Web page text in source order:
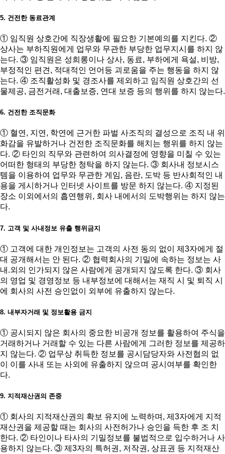
5. 건전한 동료관계
① 임직원 상호간에 직장생활에 필요한 기본예의를 지킨다. ②
상사는 부하직원에게 업무와 무관한 부당한 업무지시를 하지 않
는다. ③ 임직원은 성희롱이나 상사, 동료, 부하에게 욕설, 비방,
부정적인 편견, 적대적인 언어등 괴로움을 주는 행동을 하지 않
는다. ④ 조직활성화 및 경조사를 제외하고 임직원 상호간의 선
물제공, 금전거래, 대출보증, 연대 보증 등의 행위를 하지 않는다.
6. 건전한 조직문화
① 혈연, 지연, 학연에 근거한 파벌 사조직의 결성으로 조직 내 위
화감을 유발하거나 건전한 조직문화를 해치는 행위를 하지 않는
다. ② 타인의 직무와 관련하여 의사결정에 영향을 미칠 수 있는
어떠한 형태의 부당한 청탁을 하지 않는다. ③ 회사내 정보시스
템을 이용하여 업무와 무관한 게임, 음란, 도박 등 반사회적인 내
용을 게시하거나 인터넷 사이트를 방문 하지 않는다. ④ 지정된
장소 이외에서의 흡연행위, 회사 내에서의 도박행위는 하지 않는
다.
7. 고객 및 사내정보 유출 행위금지
① 고객에 대한 개인정보는 고객의 사전 동의 없이 제3자에게 절
대 공개해서는 안 된다. ② 협력회사의 기밀에 속하는 정보는 사
내.외의 인가되지 않은 사람에게 공개되지 않도록 한다. ③ 회사
의 영업 및 경영정보 등 내부정보에 대해서는 재직 시 및 퇴직 시
에 회사의 사전 승인없이 외부에 유출하지 않는다.
8. 내부자거래 및 정보활용 금지
① 공시되지 않은 회사의 중요한 비공개 정보를 활용하여 주식을
거래하거나 거래할 수 있는 다른 사람에게 그러한 정보를 제공하
지 않는다. ② 업무상 취득한 정보를 공시담당자와 사전협의 없
이 이를 사내 또는 사외에 유출하지 않으며 공시여부를 확인한
다.
9. 지적재산권의 존중
① 회사의 지적재산권의 확보 유지에 노력하며, 제3자에게 지적
재산권을 제공할 때는 회사의 사전허가나 승인을 득한 후 조 치
한다. ② 타인이나 타사의 기밀정보를 불법적으로 입수하거나 사
용하지 않는다. ③ 제3자의 특허권, 저작권, 상표권 등 지적재산